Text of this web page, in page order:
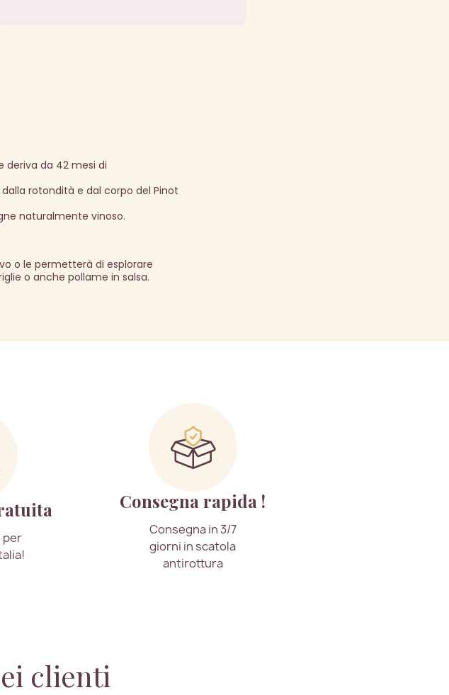
deriva da 42 mesi di
rotondità e dal corpo del Pinot
naturalmente vinoso.
o le permetterà di esplorare
o anche pollame in salsa.
per
Consegna rapida !
Consegna in 3/7
giorni in scatola
antirottura
clienti